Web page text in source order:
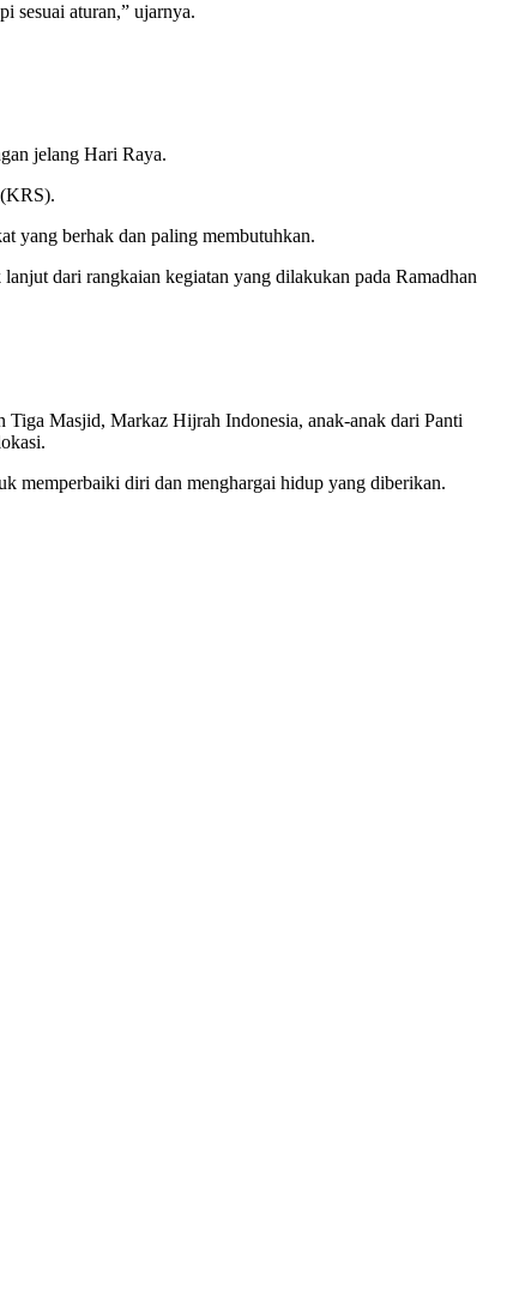
sesuai aturan,” ujarnya.
jelang Hari Raya.
yang berhak dan paling membutuhkan.
dari rangkaian kegiatan yang dilakukan pada Ramadhan
Tiga Masjid, Markaz Hijrah Indonesia, anak-anak dari Panti
memperbaiki diri dan menghargai hidup yang diberikan.